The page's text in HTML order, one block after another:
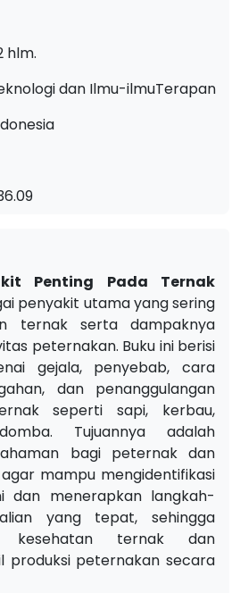
hlm.
dan Ilmu-ilmuTerapan
Penting Pada Ternak
penyakit utama yang sering
ternak serta dampaknya
peternakan. Buku ini berisi
gejala, penyebab, cara
dan penanggulangan
seperti sapi, kerbau,
Tujuannya adalah
bagi peternak dan
mampu mengidentifikasi
dan menerapkan langkah-
yang tepat, sehingga
kesehatan ternak dan
produksi peternakan secara